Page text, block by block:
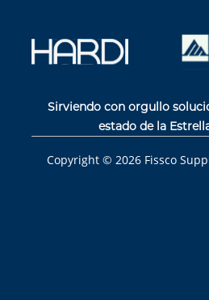
Sirviendo con orgullo
estado de la
Copyright © 2026 Fissco